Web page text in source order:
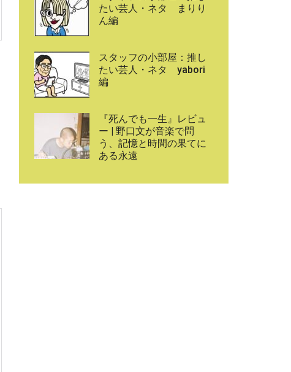
たい芸人・ネタ まりり
ん編
スタッフの小部屋：推し
たい芸人・ネタ yabori
編
『死んでも一生』レビュ
ー | 野口文が音楽で問
う、記憶と時間の果てに
ある永遠